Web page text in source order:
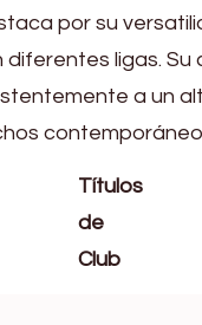
por su
ligas. Su
a un
Títulos
de
Club